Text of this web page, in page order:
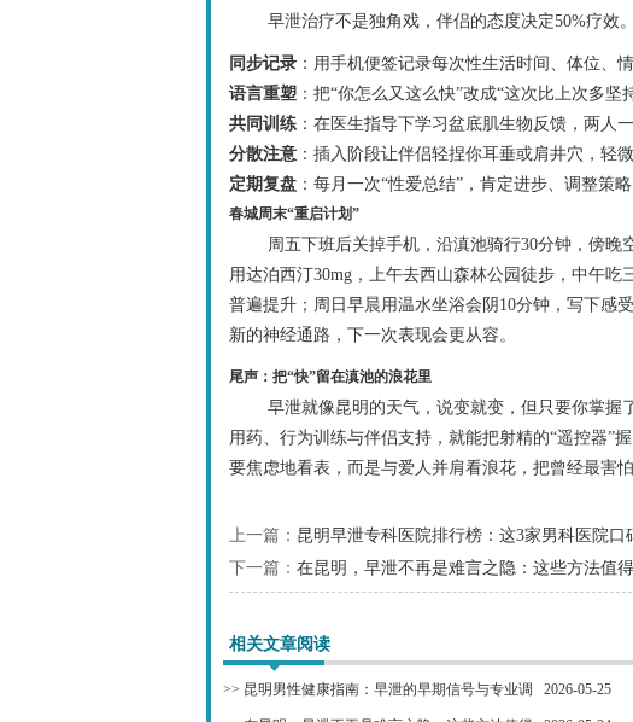
早泄治疗不是独角戏，伴侣的态度决定50%疗效
同步记录 ：用手机便签记录每次性生活时间、体位、
语言重塑 ：把“你怎么又这么快”改成“这次比上次多坚
共同训练 ：在医生指导下学习盆底肌生物反馈，两人
分散注意 ：插入阶段让伴侣轻捏你耳垂或肩井穴，轻
定期复盘 ：每月一次“性爱总结”，肯定进步、调整策
春城周末“重启计划”
周五下班后关掉手机，沿滇池骑行30分钟，傍
用达泊西汀30mg，上午去西山森林公园徒步，中午
普遍提升；周日早晨用温水坐浴会阴10分钟，写下感
新的神经通路，下一次表现会更从容。
尾声：把“快”留在滇池的浪花里
早泄就像昆明的天气，说变就变，但只要你掌
用药、行为训练与伴侣支持，就能把射精的“遥控器”
要焦虑地看表，而是与爱人并肩看浪花，把曾经最害
上一篇： 昆明早泄专科医院排行榜：这3家男科医院口
下一篇： 在昆明，早泄不再是难言之隐：这些方法值
相关文章阅读
2026-05-25
>> 昆明男性健康指南：早泄的早期信号与专业调